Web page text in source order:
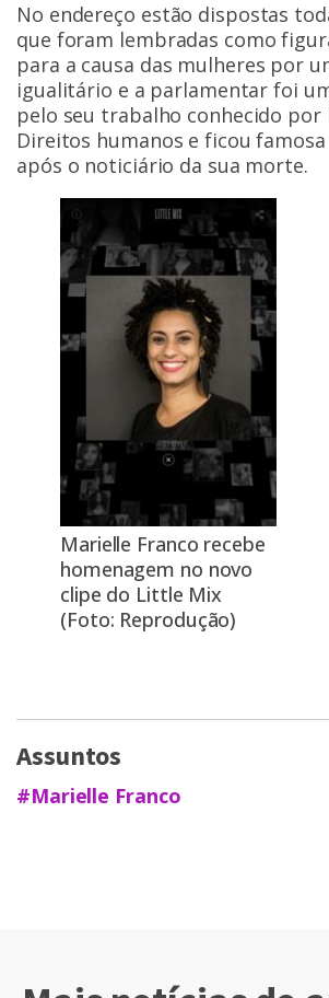
No endereço estão dispostas
que foram lembradas como
para a causa das mulheres por
igualitário e a parlamentar foi
pelo seu trabalho conhecido
Direitos humanos e ficou
após o noticiário da sua morte.
Marielle Franco recebe
homenagem no novo
clipe do Little Mix
(Foto: Reprodução)
Assuntos
#Marielle Franco